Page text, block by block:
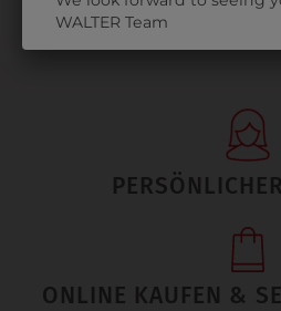
ONLINE KAUFEN &
WALTER Team